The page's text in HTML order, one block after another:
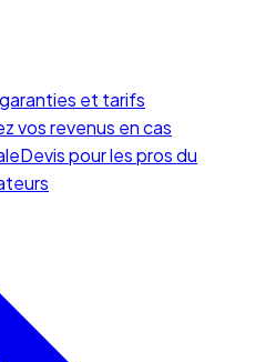
et tarifs
vos revenus en cas
Devis pour les pros du